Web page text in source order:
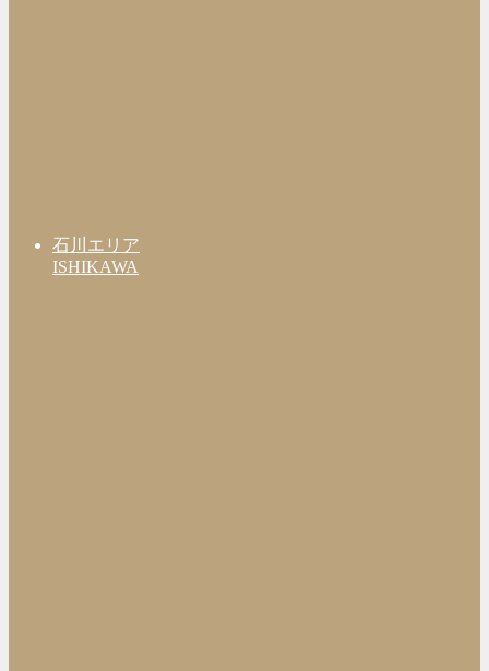
石川エリア
ISHIKAWA